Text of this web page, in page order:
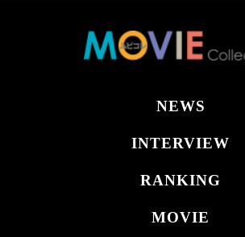
NEWS
INTERVIEW
RANKING
MOVIE